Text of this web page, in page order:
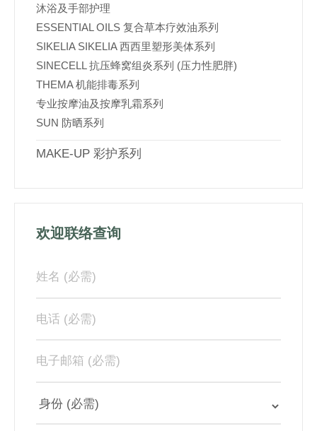
沐浴及手部护理
ESSENTIAL OILS 复合草本疗效油系列
SIKELIA SIKELIA 西西里塑形美体系列
SINECELL 抗压蜂窝组炎系列 (压力性肥胖)
THEMA 机能排毒系列
专业按摩油及按摩乳霜系列
SUN 防晒系列
MAKE-UP 彩护系列
欢迎联络查询